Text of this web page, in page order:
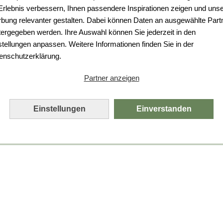
verbessern, Ihnen passendere Inspirationen zeigen und
relevanter gestalten. Dabei können Daten an ausgewählte
werden. Ihre Auswahl können Sie jederzeit in den
anpassen. Weitere Informationen finden Sie in der
Partner anzeigen
Einstellungen Einverstanden
Da ist etwas schiefgelaufen.
Leider ist ein technischer Fehler aufgetreten.
Bitte laden Sie die Seite neu.